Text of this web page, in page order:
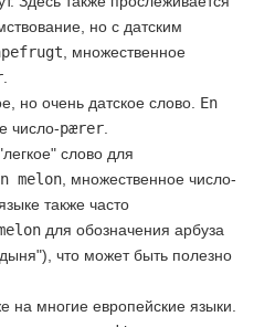
но с датским
, множественное
но очень датское слово. En
число-pærer
слово для
melon , множественное число-
также часто
для обозначения арбуза
что может быть полезно
на многие европейские языки.